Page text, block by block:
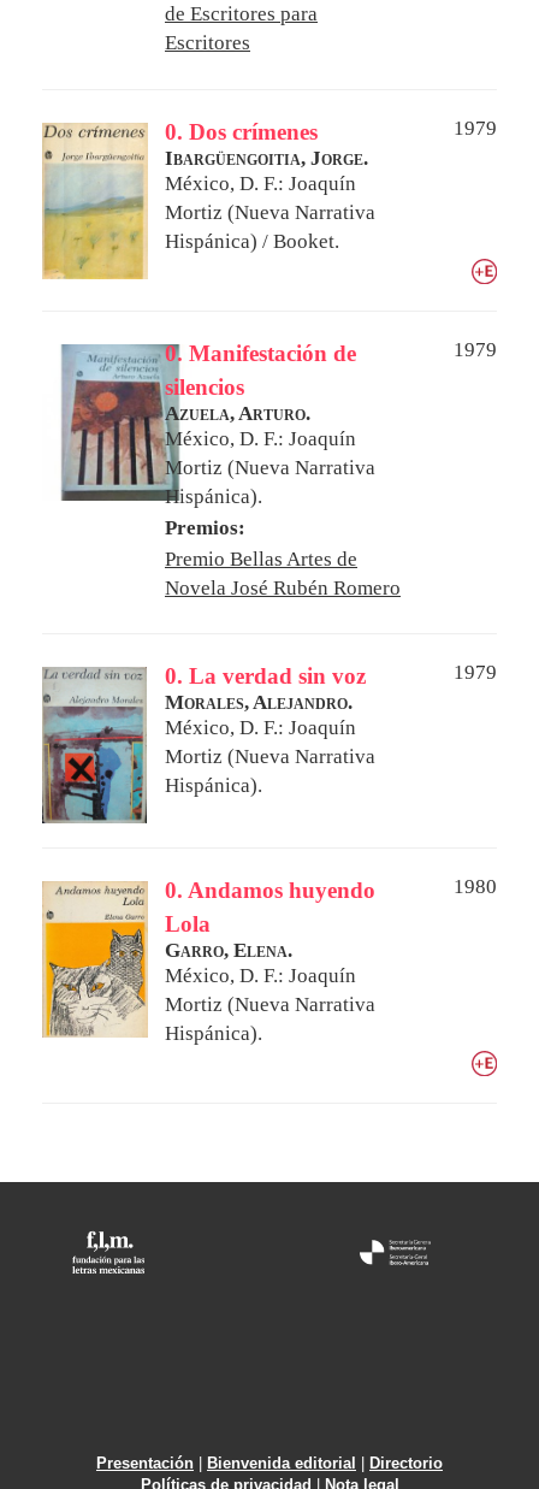
de Escritores para
Escritores
0. Dos crímenes
1979
Ibargüengoitia, Jorge.
México, D. F.: Joaquín
Mortiz (Nueva Narrativa
Hispánica) / Booket.
0. Manifestación de
silencios
1979
Azuela, Arturo.
México, D. F.: Joaquín
Mortiz (Nueva Narrativa
Hispánica).
Premios:
Premio Bellas Artes de
Novela José Rubén Romero
0. La verdad sin voz
1979
Morales, Alejandro.
México, D. F.: Joaquín
Mortiz (Nueva Narrativa
Hispánica).
0. Andamos huyendo
Lola
1980
Garro, Elena.
México, D. F.: Joaquín
Mortiz (Nueva Narrativa
Hispánica).
Presentación Bienvenida editorial
Directorio
Políticas de privacidad
Nota legal